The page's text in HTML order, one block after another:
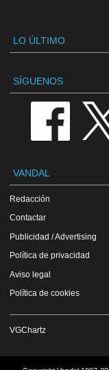
LO ÚLTIMO
SÍGUENOS
VANDAL
Redacción
Contactar
Publicidad / Advertising
Política de privacidad
Aviso legal
Política de cookies
VGChartz